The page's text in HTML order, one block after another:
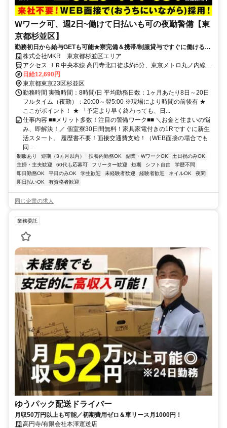
Wワーク可、週2日~働けて日払いも可の夜勤警備【東
京都杉並区】
勤務初日から給与GETも可能★寮完備＆携帯/制服貸与ですぐに働ける♪
直行直帰OK！
株式会社MKR 東京都杉並区エリア
アクセス ＪＲ中央本線 高円寺北口徒歩約5分、東京メトロ丸ノ内線
新高円寺エレベータ出入口徒歩約17分、東京メトロ東西線 中野（東
京都）南口徒歩約18分 東京都杉並区エリア(西永福駅、西荻窪駅、八
幡山駅、浜田山駅)
日給12,690円
東京都東京23区杉並区
勤務時間 実働時間：8時間/日 平均勤務日数：1ヶ月あたり8日～20日
フルタイム（夜勤）：20:00～翌5:00 ※現場により時間の前後有 ★
ここがポイント！ ★ 「予定より早く終わっても、日...
仕事内容 ■■メリット多数！注目の警備ワーク■■ ＼お金と住まいの悩
み、即解決！／ 個室寮30日間無料！家具家電付きの1Rですぐに新生
活スタート。 履歴書不要！面接交通費支給！（WEB面接の場合でも
同...
制服あり 短期（3ヵ月以内） 扶養内勤務OK 副業・WワークOK
土日祝のみOK
主婦・主夫歓迎
60代も応募可 フリーター歓迎 短期 シフト自由
学歴不問
即日勤務OK
平日のみOK 学生歓迎 未経験者歓迎 経験者歓迎 ネイルOK
夜間
即日払いOK
有資格者歓迎
同じ企業の求人
業務委託
ゆうパック配送ドライバー
月収50万円以上も可能／初期費用ゼロ＆車リース月1000円！
高円寺/有限会社本澤運送店